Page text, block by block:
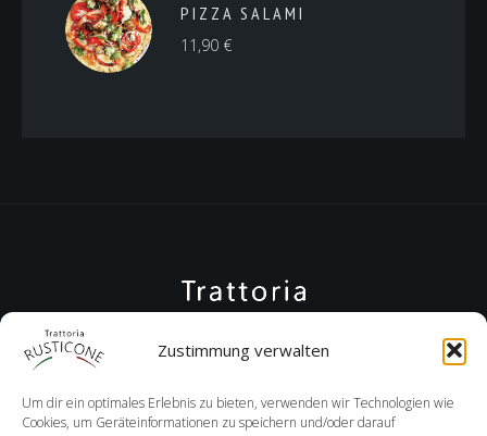
Zustimmung verwalten
Um dir ein optimales Erlebnis zu bieten, verwenden wir Technologien wie
Cookies, um Geräteinformationen zu speichern und/oder darauf
PIZZA SALAMI
11,90 €